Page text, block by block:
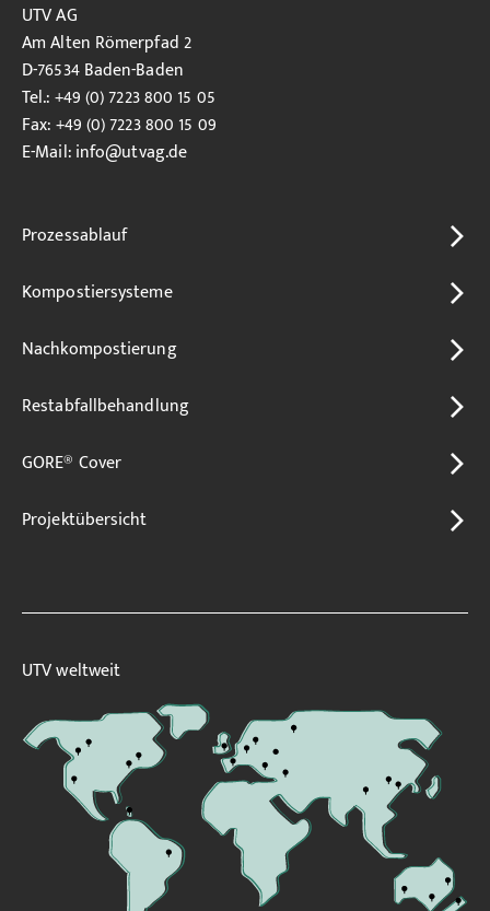
UTV AG
Am Alten Römerpfad 2
D-76534 Baden-Baden
Tel.: +49 (0) 7223 800 15 05
Fax: +49 (0) 7223 800 15 09
E-Mail:info@utvag.de
Prozessablauf
Kompostiersysteme
Nachkompostierung
Restabfallbehandlung
GORE® Cover
Projektübersicht
UTV weltweit